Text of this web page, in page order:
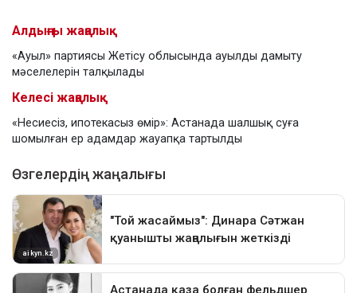
Алдыңғы жаңалық
«Ауыл» партиясы Жетісу облысында ауылды дамыту
мәселелерін талқылады
Келесі жаңалық
«Несиесіз, ипотекасыз өмір»: Астанада шалшық суға
шомылған ер адамдар жауапқа тартылды